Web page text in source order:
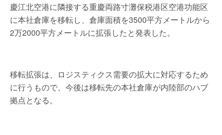
慶江北空港に隣接する重慶両路寸灘保税港区空港功能区
に本社倉庫を移転し、倉庫面積を3500平方メートルから
2万2000平方メートルに拡張したと発表した。
移転拡張は、ロジスティクス需要の拡大に対応するため
に行うもので、今後は移転先の本社倉庫が内陸部のハブ
拠点となる。